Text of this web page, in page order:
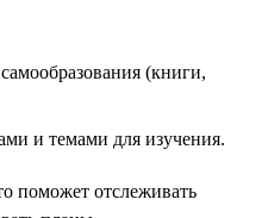
(книги,
и темами для изучения.
поможет отслеживать